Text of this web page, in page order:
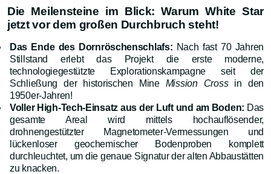
Die Meilensteine im Blick: Warum White Star
jetzt vor dem großen Durchbruch steht!
Das Ende des Dornröschenschlafs: Nach fast 70 Jahren
Stillstand erlebt das Projekt die erste moderne,
technologiegestützte Explorationskampagne seit der
Schließung der historischen Mine Mission Crossin den
1950er-Jahren!
Voller High-Tech-Einsatz aus der Luft und am Boden: Das
gesamte Areal wird mittels hochauflösender,
drohnengestützter Magnetometer-Vermessungen und
lückenloser geochemischer Bodenproben komplett
durchleuchtet, um die genaue Signatur der alten Abbaustätten
zu knacken.